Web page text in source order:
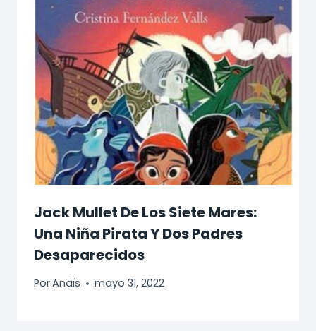
Jack Mullet De Los Siete Mares:
Una Niña Pirata Y Dos Padres
Desaparecidos
PorAnaïs mayo 31, 2022